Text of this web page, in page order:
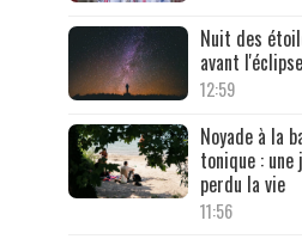
Nuit des
avant
12:59
Noyade à la
tonique : une
perdu la vie
11:56